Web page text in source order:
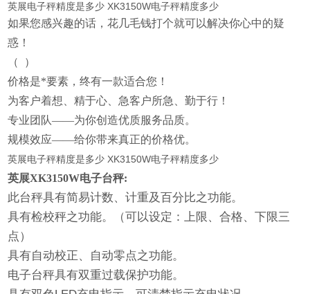
英展电子秤精度是多少 XK3150W电子秤精度多少
如果您感兴趣的话，花几毛钱打个就可以解决你心中的疑
惑！
（
）
价格是*要素，终有一款适合您！
为客户着想、精于心、急客户所急、勤于行！
专业团队——为你创造优质服务品质。
规模效应——给你带来真正的价格优。
英展电子秤精度是多少 XK3150W电子秤精度多少
英展XK3150W电子台秤:
此台秤具有简易计数、计重及百分比之功能。
具有检校秤之功能。（可以设定：上限 、合格、下限三
点）
具有自动校正、自动零点之功能。
电子台秤具有双重过载保护功能。